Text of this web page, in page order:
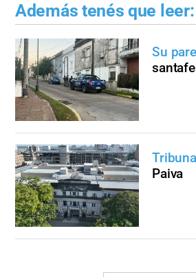
Además tenés que leer:
Su
Paiva